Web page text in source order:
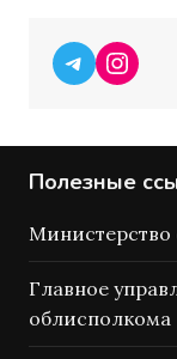
Telegram
Полезные
Министерство
Главное
облисполкома